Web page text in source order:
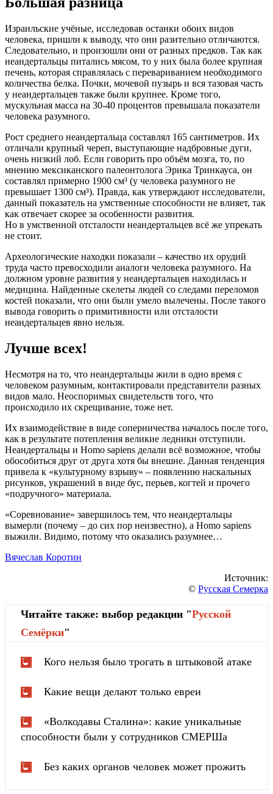
Израильские учёные, исследовав останки обоих видов
человека, пришли к выводу, что они разительно отличаются.
Следовательно, и произошли они от разных предков. Так как
неандертальцы питались мясом, то у них была более крупная
печень, которая справлялась с перевариванием необходимого
количества белка. Почки, мочевой пузырь и вся тазовая часть
у неандертальцев также были крупнее. Кроме того,
мускульная масса на 30-40 процентов превышала показатели
человека разумного.
Рост среднего неандертальца составлял 165 сантиметров. Их
отличали крупный череп, выступающие надбровные дуги,
очень низкий лоб. Если говорить про объём мозга, то, по
мнению мексиканского палеонтолога Эрика Тринкауса, он
составлял примерно 1900 см³ (у человека разумного не
превышает 1300 см³). Правда, как утверждают исследователи,
данный показатель на умственные способности не влияет, так
как отвечает скорее за особенности развития.
Но в умственной отсталости неандертальцев всё же упрекать
не стоит.
Археологические находки показали – качество их орудий
труда часто превосходили аналоги человека разумного. На
должном уровне развития у неандертальцев находилась и
медицина. Найденные скелеты людей со следами переломов
костей показали, что они были умело вылечены. После такого
вывода говорить о примитивности или отсталости
неандертальцев явно нельзя.
Лучше всех!
Несмотря на то, что неандертальцы жили в одно время с
человеком разумным, контактировали представители разных
видов мало. Неоспоримых свидетельств того, что
происходило их скрещивание, тоже нет.
Их взаимодействие в виде соперничества началось после того,
как в результате потепления великие ледники отступили.
Неандертальцы и Homo sapiens делали всё возможное, чтобы
обособиться друг от друга хотя бы внешне. Данная тенденция
привела к «культурному взрыву» – появлению наскальных
рисунков, украшений в виде бус, перьев, когтей и прочего
«подручного» материала.
«Соревнование» завершилось тем, что неандертальцы
вымерли (почему – до сих пор неизвестно), а Homo sapiens
выжили. Видимо, потому что оказались разумнее…
Вячеслав Коротин
Источник:
© Русская Семерка
Читайте также: выбор редакции "Русской
Cемёрки"
Кого нельзя было трогать в штыковой атаке
Какие вещи делают только евреи
«Волкодавы Сталина»: какие уникальные
способности были у сотрудников СМЕРШа
Без каких органов человек может прожить